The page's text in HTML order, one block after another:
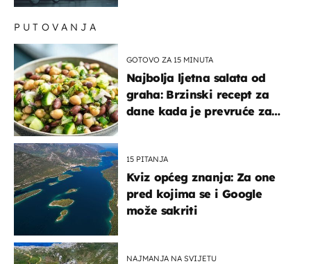
PUTOVANJA
GOTOVO ZA 15 MINUTA
Najbolja ljetna salata od
graha: Brzinski recept za
dane kada je prevruće za
15 PITANJA
Kviz općeg znanja: Za one
pred kojima se i Google
može sakriti
NAJMANJA NA SVIJETU